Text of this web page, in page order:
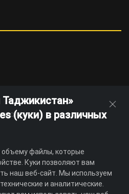
(куки) в различных
объему файлы, которые
Куки позволяют вам
наш веб-сайт. Мы используем
и аналитические.